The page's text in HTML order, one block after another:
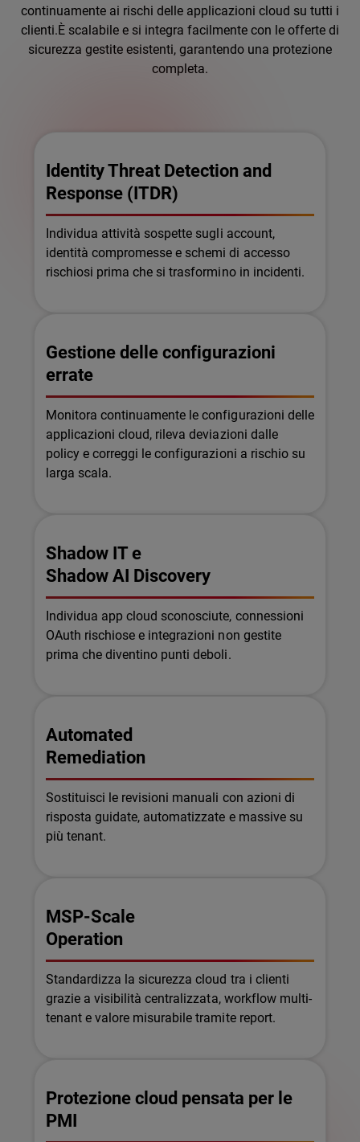
continuamente ai rischi delle applicazioni cloud su tutti i
clienti.È scalabile e si integra facilmente con le offerte di
sicurezza gestite esistenti, garantendo una protezione
completa.
Identity Threat Detection and
Response (ITDR)
Individua attività sospette sugli account,
identità compromesse e schemi di accesso
rischiosi prima che si trasformino in incidenti.
Gestione delle configurazioni
errate
Monitora continuamente le configurazioni delle
applicazioni cloud, rileva deviazioni dalle
policy e correggi le configurazioni a rischio su
larga scala.
Shadow IT e
Shadow AI Discovery
Individua app cloud sconosciute, connessioni
OAuth rischiose e integrazioni non gestite
prima che diventino punti deboli.
Automated
Remediation
Sostituisci le revisioni manuali con azioni di
risposta guidate, automatizzate e massive su
più tenant.
MSP-Scale
Operation
Standardizza la sicurezza cloud tra i clienti
grazie a visibilità centralizzata, workflow multi-
tenant e valore misurabile tramite report.
Protezione cloud pensata per le
PMI